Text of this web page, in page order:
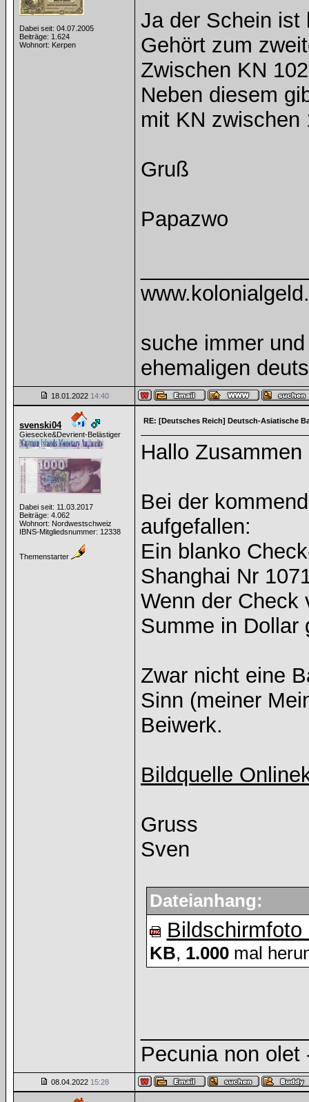
Dabei seit: 04.07.2005
Beiträge: 1.624
Wohnort: Kerpen
Ja der Schein ist
Gehört zum
Zwischen KN
Neben diesem
mit KN zwischen
Gruß
Papazwo
suche immer
ehemaligen
18.01.2022 14:40
svenski04
Giesecke&Devrient-Belästiger
Dabei seit: 11.03.2017
Beiträge: 4.062
Wohnort: Nordwestschweiz
IBNS-Mitgliedsnummer: 12338
Themenstarter
RE: [Deutsches Reich] Deutsch-Asiatische
Hallo Zusammen
Bei der
aufgefallen:
Ein blanko
Shanghai Nr
Wenn der Check
Summe in Dollar
Zwar nicht eine
Sinn (meiner
Beiwerk.
Bildquelle
Gruss
Sven
Dateianhang:
KB, 1.000mal
Pecunia non
08.04.2022 15:28